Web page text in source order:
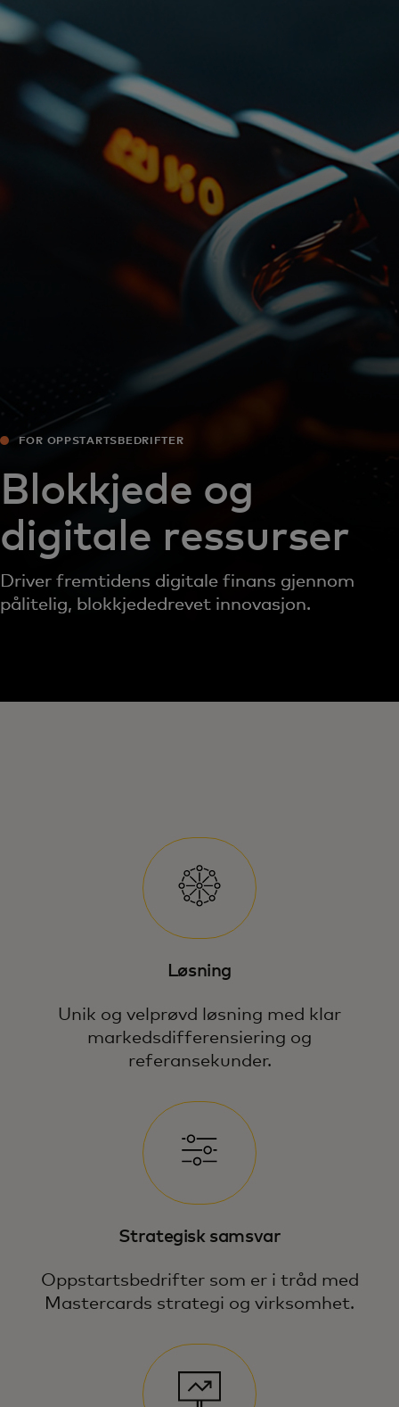
For deg
For bedrifter
For verden
For innovatører
Nyheter og trender
FOR OPPSTARTSBEDRIFTER
Blokkjede og
digitale ressurser
Driver fremtidens digitale finans gjennom
pålitelig, blokkjededrevet innovasjon.
Løsning
Unik og velprøvd løsning med klar
markedsdifferensiering og
referansekunder.
Strategisk samsvar
Oppstartsbedrifter som er i tråd med
Mastercards strategi og virksomhet.